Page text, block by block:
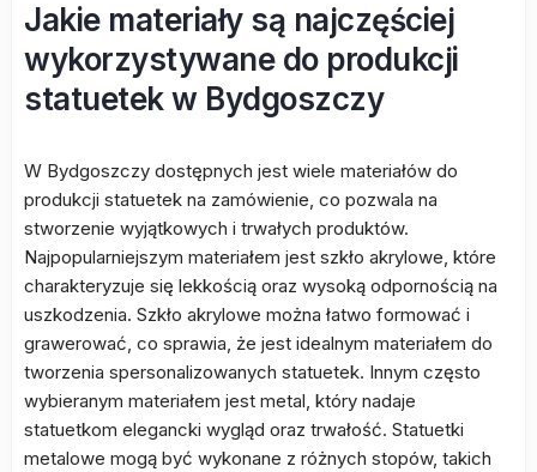
Jakie materiały są najczęściej
wykorzystywane do produkcji
statuetek w Bydgoszczy
W Bydgoszczy dostępnych jest wiele materiałów do
produkcji statuetek na zamówienie, co pozwala na
stworzenie wyjątkowych i trwałych produktów.
Najpopularniejszym materiałem jest szkło akrylowe, które
charakteryzuje się lekkością oraz wysoką odpornością na
uszkodzenia. Szkło akrylowe można łatwo formować i
grawerować, co sprawia, że jest idealnym materiałem do
tworzenia spersonalizowanych statuetek. Innym często
wybieranym materiałem jest metal, który nadaje
statuetkom elegancki wygląd oraz trwałość. Statuetki
metalowe mogą być wykonane z różnych stopów, takich